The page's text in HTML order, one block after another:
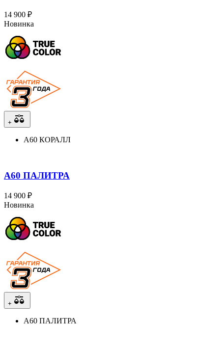
14 900 ₽
Новинка
+
A60 КОРАЛЛ
A60 ПАЛИТРА
14 900 ₽
Новинка
+
A60 ПАЛИТРА